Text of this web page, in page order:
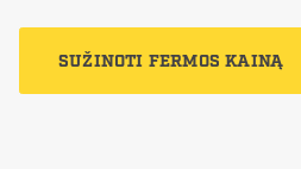
SUŽINOTI FERMOS KAINĄ